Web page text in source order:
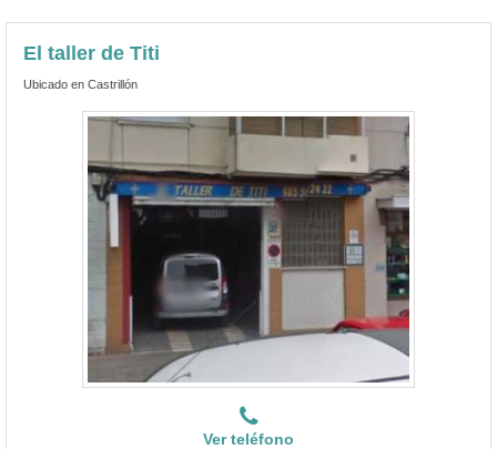
El taller de Titi
Ubicado en Castrillón
Ver teléfono